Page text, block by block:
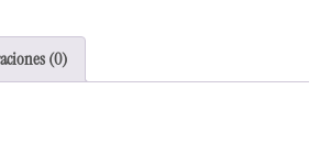
(0)